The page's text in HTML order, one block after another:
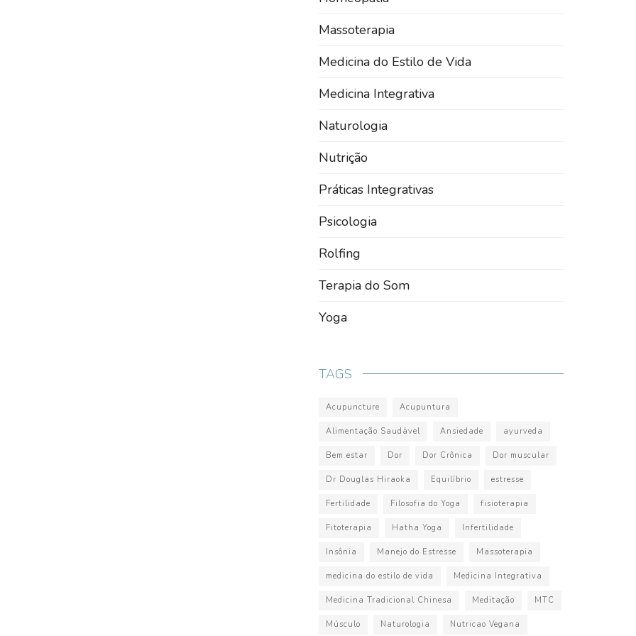
Massoterapia
Medicina do Estilo de Vida
Medicina Integrativa
Naturologia
Nutrição
Práticas Integrativas
Psicologia
Rolfing
Terapia do Som
Yoga
TAGS
Acupuncture Acupuntura
Alimentação Saudável Ansiedade ayurveda
Bem estar Dor Dor Crônica Dor muscular
Dr Douglas Hiraoka Equilíbrio estresse
Fertilidade Filosofia do Yoga fisioterapia
Fitoterapia Hatha Yoga Infertilidade
Insônia Manejo do Estresse Massoterapia
medicina do estilo de vida Medicina Integrativa
Medicina Tradicional Chinesa Meditação MTC
Músculo Naturologia Nutricao Vegana